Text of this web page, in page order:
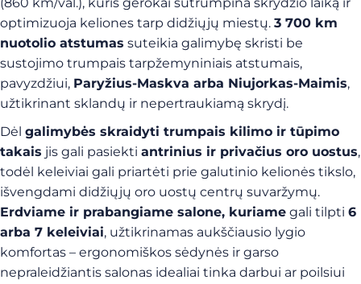
optimizuoja keliones tarp didžiųjų miestų. 3 700 km
nuotolio atstumas suteikia galimybę skristi be
sustojimo trumpais tarpžemyniniais atstumais,
pavyzdžiui, Paryžius-Maskva arba Niujorkas-Maimis,
užtikrinant sklandų ir nepertraukiamą skrydį.
Dėl galimybės skraidyti trumpais kilimo ir tūpimo
takais jis gali pasiekti antrinius ir privačius oro uostus,
todėl keleiviai gali priartėti prie galutinio kelionės tikslo,
išvengdami didžiųjų oro uostų centrų suvaržymų.
Erdviame ir prabangiame salone, kuriame gali tilpti 6
arba 7 keleiviai, užtikrinamas aukščiausio lygio
komfortas – ergonomiškos sėdynės ir garso
nepraleidžiantis salonas idealiai tinka darbui ar poilsiui